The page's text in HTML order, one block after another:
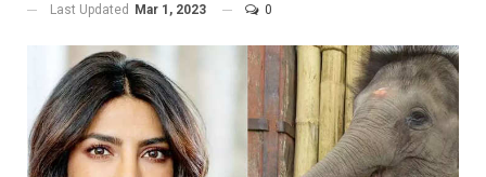
Last Updated Mar 1, 2023 0